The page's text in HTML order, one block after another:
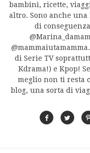
bambini, ricette,
altro. Sono anche
di
di Serie TV
Kdrama!) e Kpop!
meglio non ti resta
blog, una sorta di
F
T